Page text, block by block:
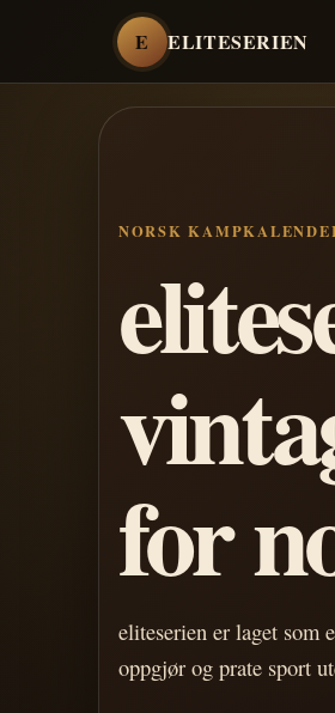
E ELITESERIEN
NORSK
for
eliteserien er laget som
oppgjør og prate sport